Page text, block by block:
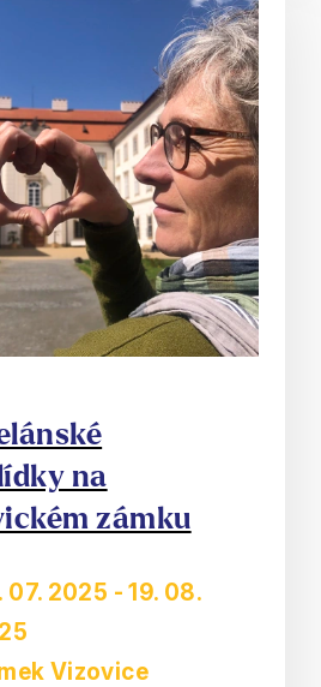
na
zámku
07. 2025 -19. 08.
Vizovice